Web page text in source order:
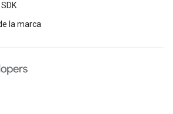
la marca